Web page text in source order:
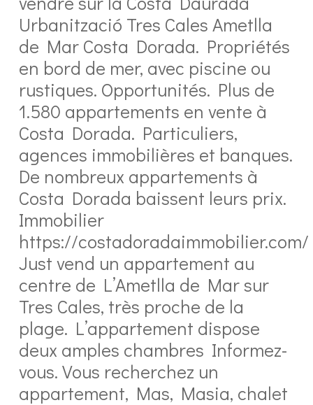
Urbanització Tres Cales Ametlla
de Mar Costa Dorada. Propriétés
en bord de mer, avec piscine ou
rustiques. Opportunités. Plus de
1.580 appartements en vente à
Costa Dorada. Particuliers,
agences immobilières et banques.
De nombreux appartements à
Costa Dorada baissent leurs prix.
Immobilier
https://costadoradaimmobilier.com/
Just vend un appartement au
centre de L’Ametlla de Mar sur
Tres Cales, très proche de la
plage. L’appartement dispose
deux amples chambres Informez-
vous. Vous recherchez un
appartement, Mas, Masia, chalet